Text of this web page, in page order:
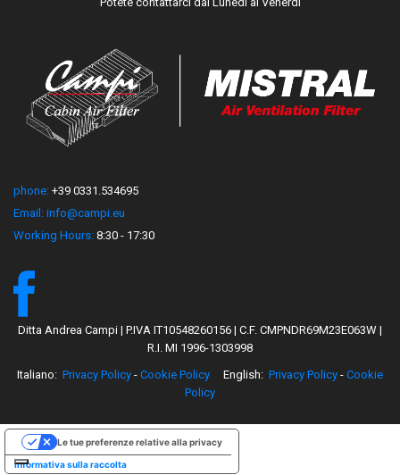
phone: +39 0331.534695
Email: info@campi.eu
Working Hours: 8:30 - 17:30
Ditta Andrea Campi | P.IVA IT10548260156 | C.F. CMPNDR69M23E063W |
R.I. MI 1996-1303998
Italiano: Privacy Policy - Cookie Policy English: Privacy Policy - Cookie
Policy
Informativa sulla raccolta
Le tue preferenze relative alla privacy